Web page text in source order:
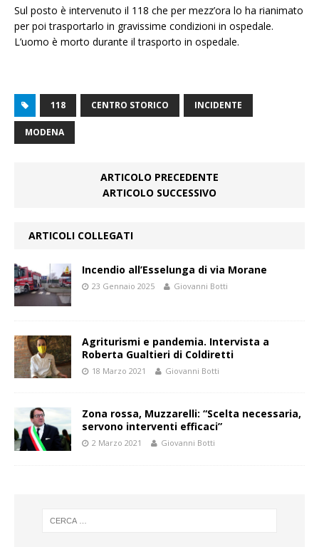
Sul posto è intervenuto il 118 che per mezz’ora lo ha rianimato
per poi trasportarlo in gravissime condizioni in ospedale.
L’uomo è morto durante il trasporto in ospedale.
118 CENTRO STORICO INCIDENTE
MODENA
ARTICOLO PRECEDENTE
ARTICOLO SUCCESSIVO
ARTICOLI COLLEGATI
Incendio all’Esselunga di via Morane
23 Gennaio 2025 Giovanni Botti
Agriturismi e pandemia. Intervista a
Roberta Gualtieri di Coldiretti
18 Marzo 2021 Giovanni Botti
Zona rossa, Muzzarelli: “Scelta necessaria,
servono interventi efficaci”
2 Marzo 2021 Giovanni Botti